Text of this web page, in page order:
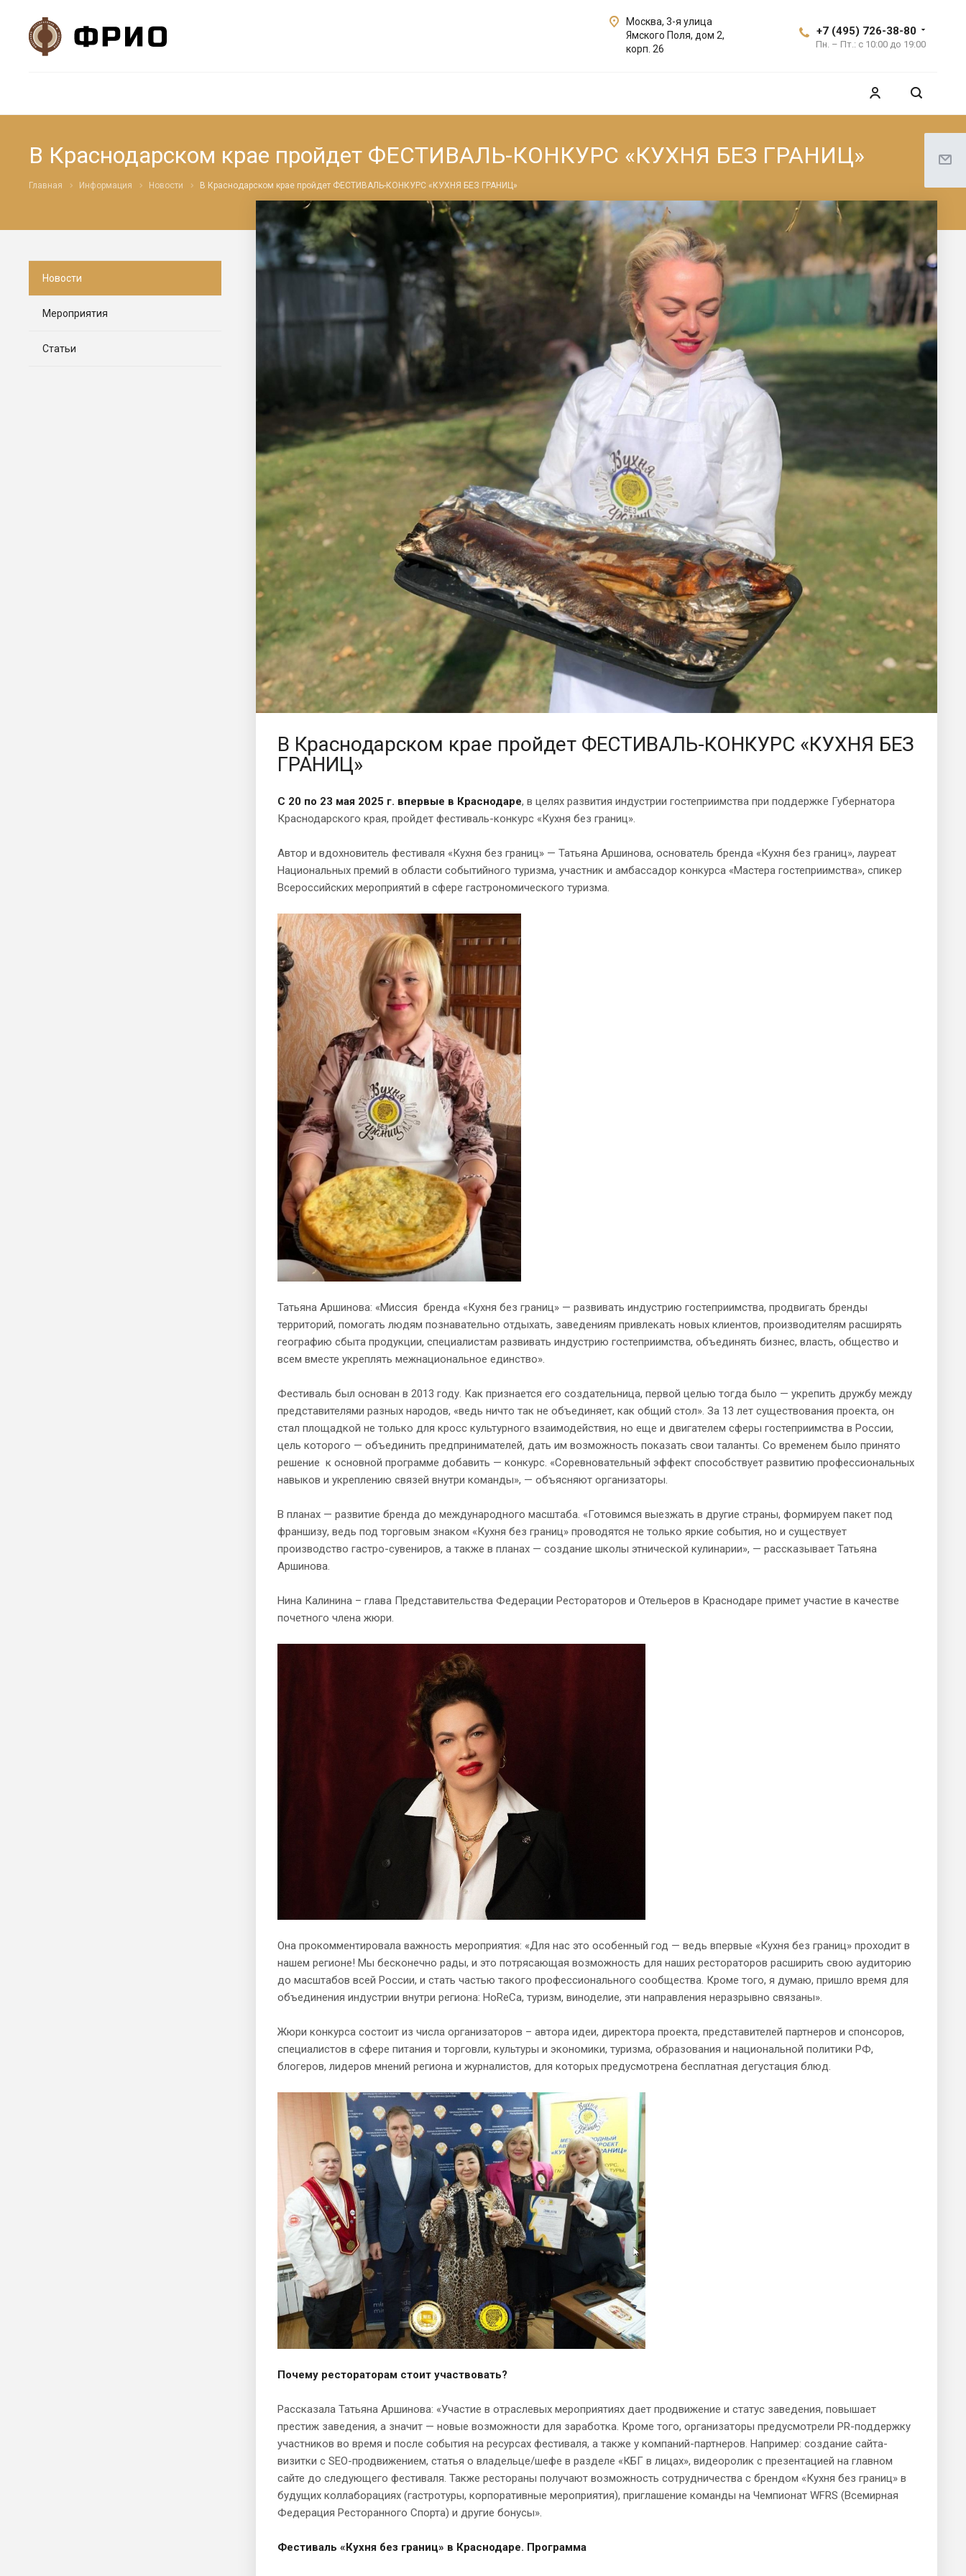
+7 (495) 726-38-80
Пн. – Пт.: с 10:00 до 19:00
Москва, 3-я улица
Ямского Поля, дом 2,
корп. 26
В Краснодарском крае пройдет ФЕСТИВАЛЬ-КОНКУРС «КУХНЯ БЕЗ ГРАНИЦ»
Главная Информация Новости В Краснодарском крае пройдет ФЕСТИВАЛЬ-КОНКУРС «КУХНЯ БЕЗ ГРАНИЦ»
В Краснодарском крае пройдет ФЕСТИВАЛЬ-КОНКУРС «КУХНЯ БЕЗ
ГРАНИЦ»
С 20 по 23 мая 2025 г. впервые в Краснодаре, в целях развития индустрии гостеприимства при поддержке Губернатора
Краснодарского края, пройдет фестиваль-конкурс «Кухня без границ».
Автор и вдохновитель фестиваля «Кухня без границ» — Татьяна Аршинова, основатель бренда «Кухня без границ», лауреат
Национальных премий в области событийного туризма, участник и амбассадор конкурса «Мастера гостеприимства», спикер
Всероссийских мероприятий в сфере гастрономического туризма.
Татьяна Аршинова: «Миссия бренда «Кухня без границ» — развивать индустрию гостеприимства, продвигать бренды
территорий, помогать людям познавательно отдыхать, заведениям привлекать новых клиентов, производителям расширять
географию сбыта продукции, специалистам развивать индустрию гостеприимства, объединять бизнес, власть, общество и
всем вместе укреплять межнациональное единство».
Фестиваль был основан в 2013 году. Как признается его создательница, первой целью тогда было — укрепить дружбу между
представителями разных народов, «ведь ничто так не объединяет, как общий стол». За 13 лет существования проекта, он
стал площадкой не только для кросс культурного взаимодействия, но еще и двигателем сферы гостеприимства в России,
цель которого — объединить предпринимателей, дать им возможность показать свои таланты. Со временем было принято
решение к основной программе добавить — конкурс. «Соревновательный эффект способствует развитию профессиональных
навыков и укреплению связей внутри команды», — объясняют организаторы.
В планах — развитие бренда до международного масштаба. «Готовимся выезжать в другие страны, формируем пакет под
франшизу, ведь под торговым знаком «Кухня без границ» проводятся не только яркие события, но и существует
производство гастро-сувениров, а также в планах — создание школы этнической кулинарии», — рассказывает Татьяна
Аршинова.
Нина Калинина – глава Представительства Федерации Рестораторов и Отельеров в Краснодаре примет участие в качестве
почетного члена жюри.
Она прокомментировала важность мероприятия: «Для нас это особенный год — ведь впервые «Кухня без границ» проходит в
нашем регионе! Мы бесконечно рады, и это потрясающая возможность для наших рестораторов расширить свою аудиторию
до масштабов всей России, и стать частью такого профессионального сообщества. Кроме того, я думаю, пришло время для
объединения индустрии внутри региона: HoReCa, туризм, виноделие, эти направления неразрывно связаны».
Жюри конкурса состоит из числа организаторов – автора идеи, директора проекта, представителей партнеров и спонсоров,
специалистов в сфере питания и торговли, культуры и экономики, туризма, образования и национальной политики РФ,
блогеров, лидеров мнений региона и журналистов, для которых предусмотрена бесплатная дегустация блюд.
Почему рестораторам стоит участвовать?
Рассказала Татьяна Аршинова: «Участие в отраслевых мероприятиях дает продвижение и статус заведения, повышает
престиж заведения, а значит — новые возможности для заработка. Кроме того, организаторы предусмотрели PR-поддержку
участников во время и после события на ресурсах фестиваля, а также у компаний-партнеров. Например: создание сайта-
визитки с SEO-продвижением, статья о владельце/шефе в разделе «КБГ в лицах», видеоролик с презентацией на главном
сайте до следующего фестиваля. Также рестораны получают возможность сотрудничества с брендом «Кухня без границ» в
будущих коллаборациях (гастротуры, корпоративные мероприятия), приглашение команды на Чемпионат WFRS (Всемирная
Федерация Ресторанного Спорта) и другие бонусы».
Фестиваль «Кухня без границ» в Краснодаре. Программа
Новости
Мероприятия
Статьи